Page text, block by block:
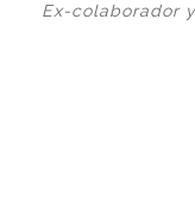
Ex-colaborador